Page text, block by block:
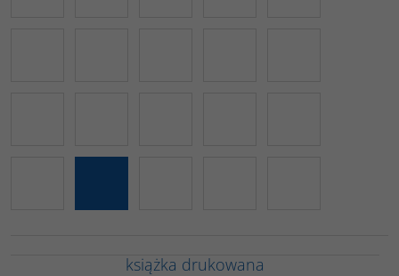
książka drukowana